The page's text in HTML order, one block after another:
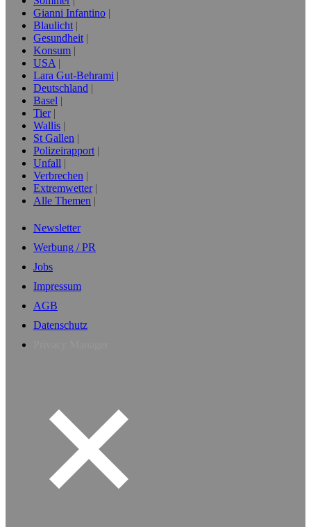
Gianni Infantino
Blaulicht
Gesundheit
Konsum
USA
Lara Gut-Behrami
Deutschland
Basel
Tier
Wallis
St Gallen
Polizeirapport
Unfall
Verbrechen
Extremwetter
Alle Themen
Newsletter
Werbung / PR
Jobs
Impressum
AGB
Datenschutz